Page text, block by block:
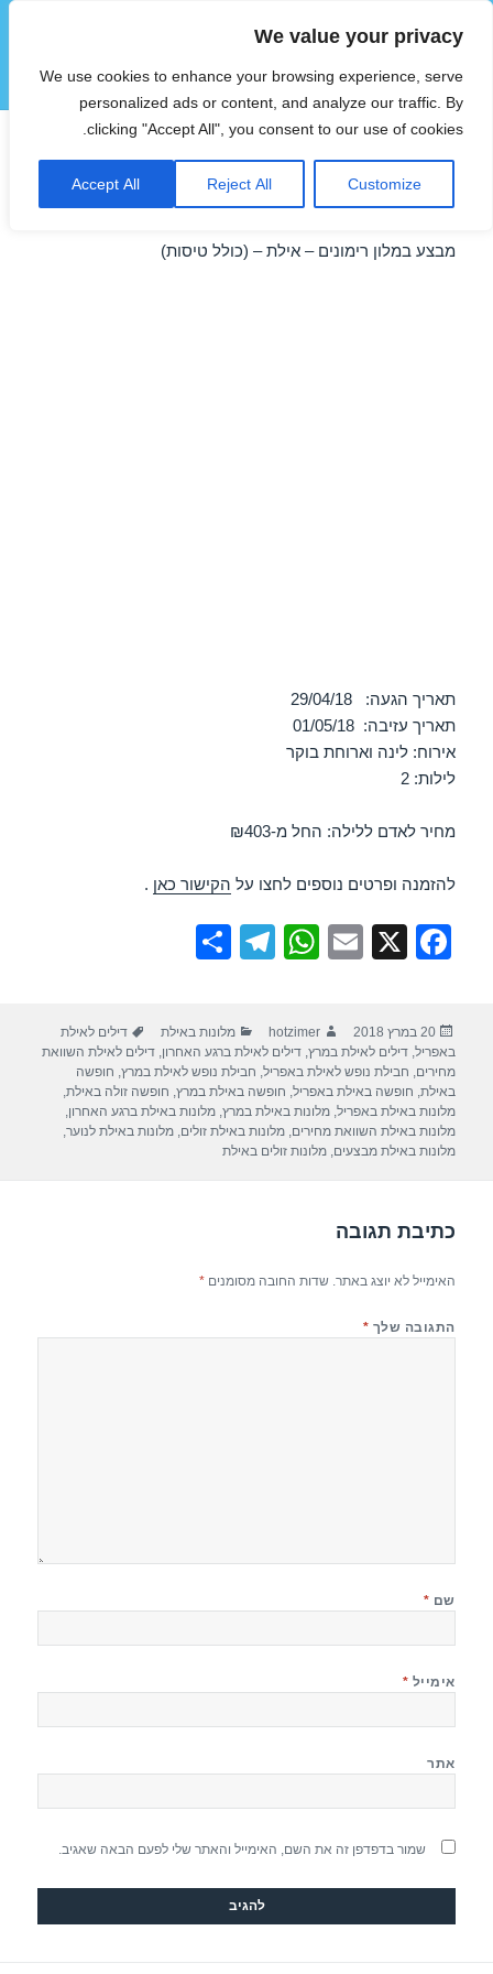
We value your privacy
We use cookies to enhance your browsing experience, serve
personalized ads or content, and analyze our traffic. By
clicking "Accept All", you consent to our use of cookies.
Customize
Reject All
Accept All
הוטצימר
תפריטים
ווידג'טים
חופשה במלון רימונים – אילת
29/04/2018
מבצע במלון רימונים – אילת – (כולל טיסות)
תאריך הגעה: 29/04/18
תאריך עזיבה: 01/05/18
אירוח: לינה וארוחת בוקר
לילות: 2
מחיר לאדם ללילה: החל מ-₪403
להזמנה ופרטים נוספים לחצו על הקישור כאן .
F
e
b
o
o
X
E
W
s
A
p
p
T
gr
a
m
e
פורסם
בתאריך
20 במרץ 2018 מחבר
hotzimer קטגוריות
מלונות באילת תגיות
דילים לאילת
באפריל,דילים לאילת במרץ,דילים לאילת ברגע האחרון,דילים לאילת השוואת
מחירים, חבילת נופש לאילת באפריל, חבילת נופש לאילת במרץ, חופשה
באילת, חופשה באילת באפריל, חופשה באילת במרץ, חופשה זולה באילת,
מלונות באילת באפריל,מלונות באילת במרץ,מלונות באילת ברגע האחרון,
מלונות באילת השוואת מחירים,מלונות באילת זולים,מלונות באילת לנוער,
מלונות באילת מבצעים,מלונות זולים באילת
כתיבת תגובה
האימייל לא יוצג באתר. שדות החובה מסומנים*
התגובה שלך *
שם *
אימייל *
אתר
שמור בדפדפן זה את השם, האימייל והאתר שלי לפעם הבאה שאגיב.